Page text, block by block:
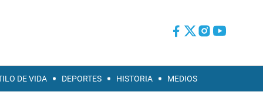
DE VIDA DEPORTES HISTORIA MEDIOS